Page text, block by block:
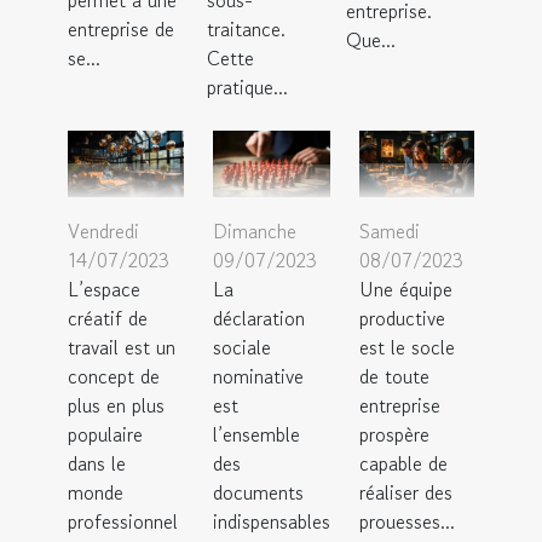
entreprise de
se...
traitance.
Cette
pratique...
entreprise.
Que...
Vendredi
14/07/2023
L’espace
créatif de
travail est un
concept de
plus en plus
populaire
dans le
monde
professionnel
Dimanche
09/07/2023
La
déclaration
sociale
nominative
est
l’ensemble
des
documents
indispensables
Samedi
08/07/2023
Une équipe
productive
est le socle
de toute
entreprise
prospère
capable de
réaliser des
prouesses...